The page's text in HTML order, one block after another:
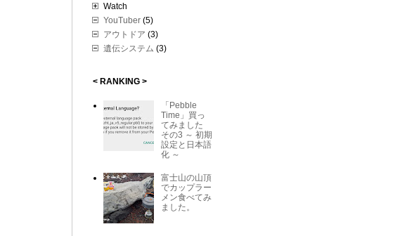
Watch
YouTuber (5)
アウトドア (3)
遺伝システム (3)
< RANKING >
「Pebble
Time」買っ
てみました
その3 ～ 初期
設定と日本語
化 ～
富士山の山頂
でカップラー
メン食べてみ
ました。